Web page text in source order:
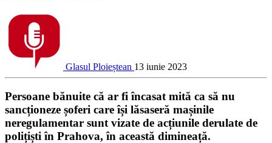
Glasul Ploieștean 13 iunie 2023
Persoane bănuite că ar fi încasat mită ca să nu
sancționeze șoferi care își lăsaseră mașinile
neregulamentar sunt vizate de acțiunile derulate de
polițiști în Prahova, în această dimineață.